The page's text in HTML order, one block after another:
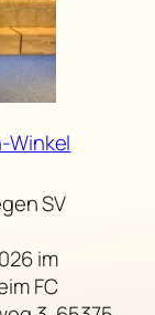
Winkel
SV
im
FC